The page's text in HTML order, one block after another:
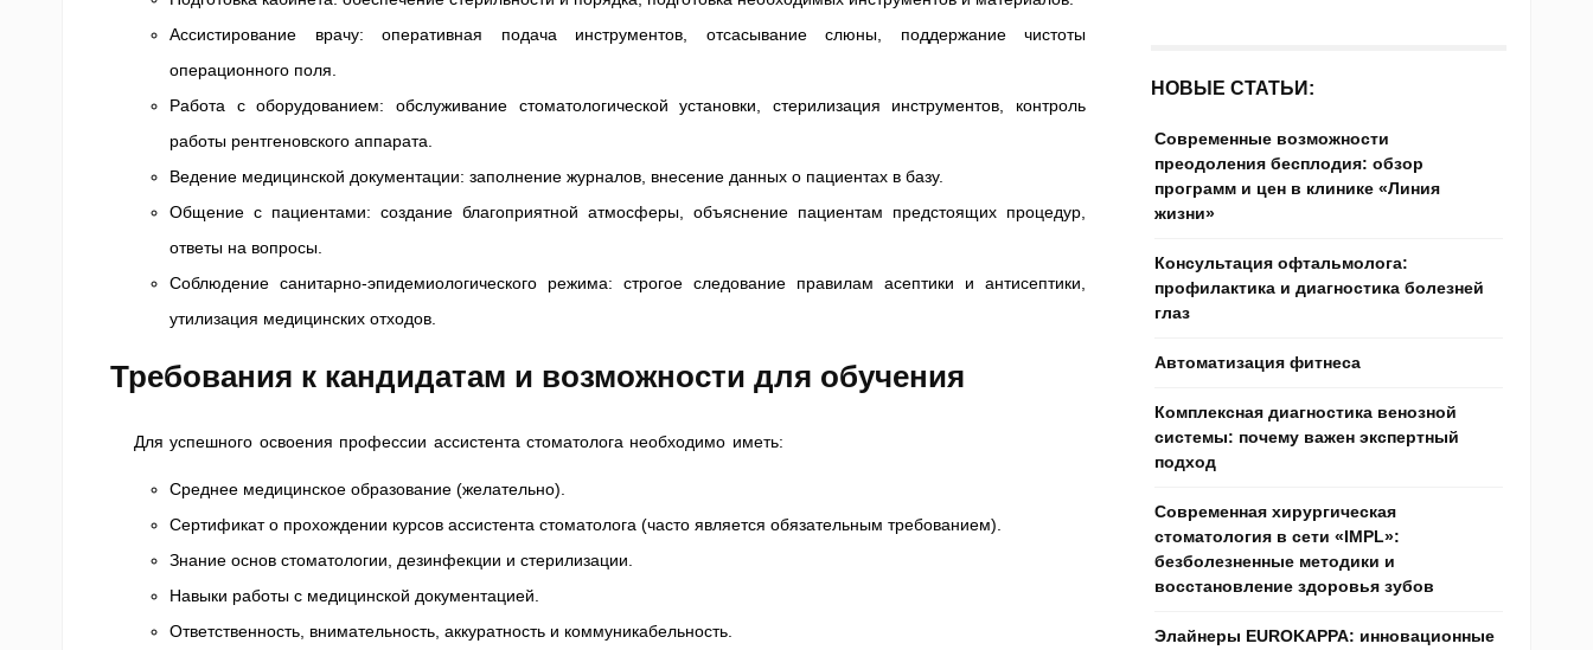
Ассистирование врачу: оперативная подача инструментов, отсасывание слюны, поддержание чистоты
операционного поля.
Работа с оборудованием: обслуживание стоматологической установки, стерилизация инструментов, контроль
работы рентгеновского аппарата.
Ведение медицинской документации: заполнение журналов, внесение данных о пациентах в базу.
Общение с пациентами: создание благоприятной атмосферы, объяснение пациентам предстоящих процедур,
ответы на вопросы.
Соблюдение санитарно-эпидемиологического режима: строгое следование правилам асептики и антисептики,
утилизация медицинских отходов.
Требования к кандидатам и возможности для обучения
Для успешного освоения профессии ассистента стоматолога необходимо иметь:
Среднее медицинское образование (желательно).
Сертификат о прохождении курсов ассистента стоматолога (часто является обязательным требованием).
Знание основ стоматологии, дезинфекции и стерилизации.
Навыки работы с медицинской документацией.
Ответственность, внимательность, аккуратность и коммуникабельность.
НОВЫЕ СТАТЬИ:
Современные возможности
преодоления бесплодия: обзор
программ и цен в клинике «Линия
жизни»
Консультация офтальмолога:
профилактика и диагностика болезней
глаз
Автоматизация фитнеса
Комплексная диагностика венозной
системы: почему важен экспертный
подход
Современная хирургическая
стоматология в сети «IMPL»:
безболезненные методики и
восстановление здоровья зубов
Элайнеры EUROKAPPA: инновационные